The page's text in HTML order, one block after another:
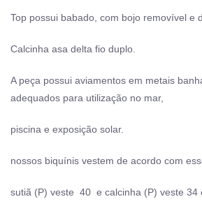
Top possui babado, com bojo removível e
Calcinha asa delta fio duplo.
A peça possui aviamentos em metais
adequados para utilização no mar,
piscina e exposição solar.
nossos biquínis vestem de acordo com
sutiã (P) veste 40 e calcinha (P) veste 34